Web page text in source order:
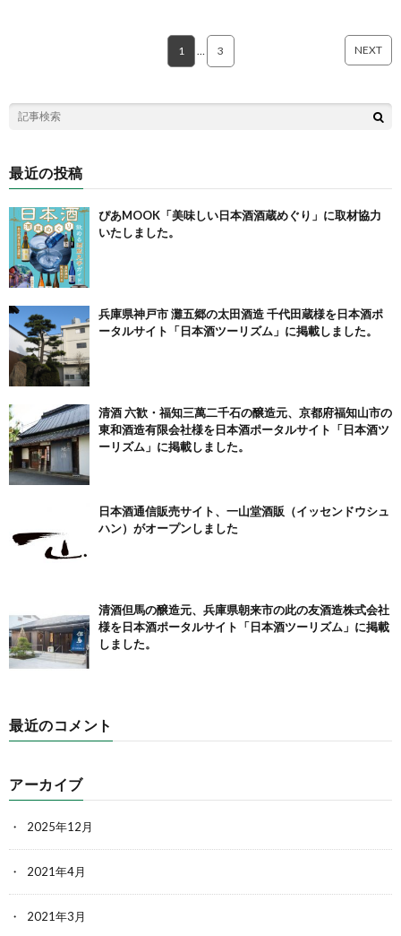
1 3 NEXT
最近の投稿
ぴあMOOK「美味しい日本酒酒蔵めぐり」に取材協力
いたしました。
兵庫県神戸市 灘五郷の太田酒造 千代田蔵様を日本酒ポ
ータルサイト「日本酒ツーリズム」に掲載しました。
清酒 六歓・福知三萬二千石の醸造元、京都府福知山市の
東和酒造有限会社様を日本酒ポータルサイト「日本酒ツ
ーリズム」に掲載しました。
日本酒通信販売サイト、一山堂酒販（イッセンドウシュ
ハン）がオープンしました
清酒但馬の醸造元、兵庫県朝来市の此の友酒造株式会社
様を日本酒ポータルサイト「日本酒ツーリズム」に掲載
しました。
最近のコメント
アーカイブ
2025年12月
2021年4月
2021年3月